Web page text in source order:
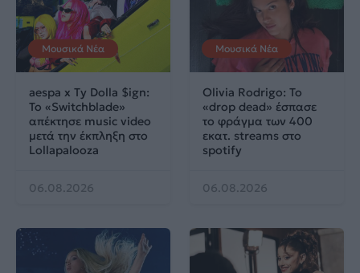
Μουσικά Νέα
aespa x Ty Dolla $ign:
Το «Switchblade»
απέκτησε music video
μετά την έκπληξη στο
Lollapalooza
06.08.2026
Μουσικά Νέα
Olivia Rodrigo: To
«drop dead» έσπασε
το φράγμα των 400
εκατ. streams στο
spotify
06.08.2026